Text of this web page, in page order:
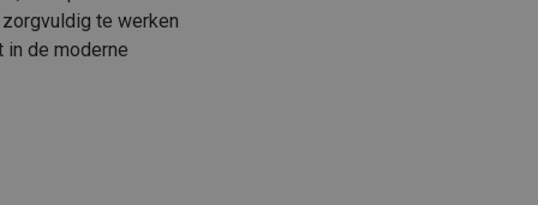
te werken
in de moderne